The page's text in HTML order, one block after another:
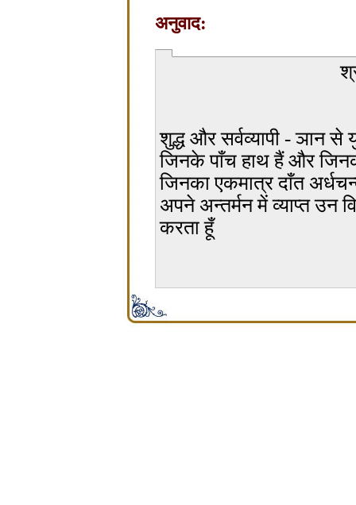
अनुवाद:
शुद्ध और सर्वव्यापी - ञान
जिनके पाँच हाथ हैं और
जिनका एकमात्र दाँत
अपने अन्तर्मन में व्याप्त उन
करता हूँ